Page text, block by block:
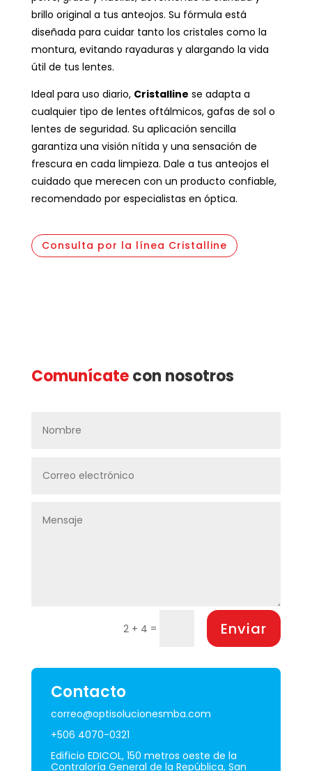
brillo original a tus anteojos. Su fórmula está
diseñada para cuidar tanto los cristales como la
montura, evitando rayaduras y alargando la vida
útil de tus lentes.
Ideal para uso diario, Cristalline se adapta a
cualquier tipo de lentes oftálmicos, gafas de sol o
lentes de seguridad. Su aplicación sencilla
garantiza una visión nítida y una sensación de
frescura en cada limpieza. Dale a tus anteojos el
cuidado que merecen con un producto confiable,
recomendado por especialistas en óptica.
Consulta por la línea Cristalline
Comunícatecon nosotros
2 + 4 = Enviar
Contacto
correo@optisolucionesmba.com
+506 4070-0321
Edificio EDICOL, 150 metros oeste de la
Contraloría General de la República, San